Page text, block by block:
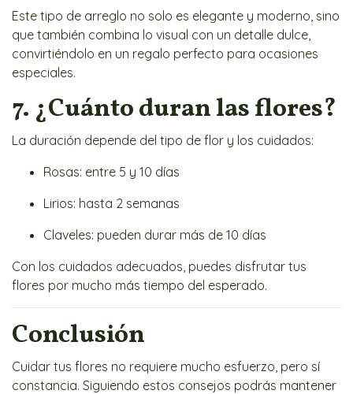
Este tipo de arreglo no solo es elegante y moderno, sino
que también combina lo visual con un detalle dulce,
convirtiéndolo en un regalo perfecto para ocasiones
especiales.
7. ¿Cuánto duran las flores?
La duración depende del tipo de flor y los cuidados:
Rosas: entre 5 y 10 días
Lirios: hasta 2 semanas
Claveles: pueden durar más de 10 días
Con los cuidados adecuados, puedes disfrutar tus
flores por mucho más tiempo del esperado.
Conclusión
Cuidar tus flores no requiere mucho esfuerzo, pero sí
constancia. Siguiendo estos consejos podrás mantener